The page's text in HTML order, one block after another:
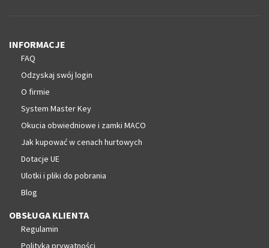
INFORMACJE
FAQ
Odzyskaj swój login
O firmie
System Master Key
Okucia obwiedniowe i zamki MACO
Jak kupować w cenach hurtowych
Dotacje UE
Ulotki i pliki do pobrania
Blog
OBSŁUGA KLIENTA
Regulamin
Polityka prywatności